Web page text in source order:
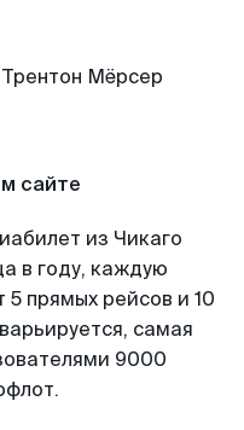
сайте
из Чикаго
в году, каждую
прямых рейсов и 10
самая
9000